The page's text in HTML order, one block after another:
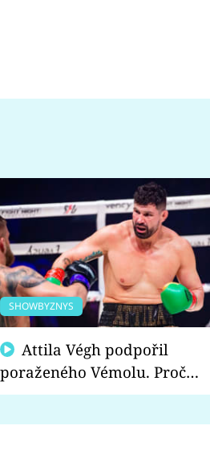
SHOWBYZNYS
poraženého Vémolu. Proč
chce raději zápasit s ním než